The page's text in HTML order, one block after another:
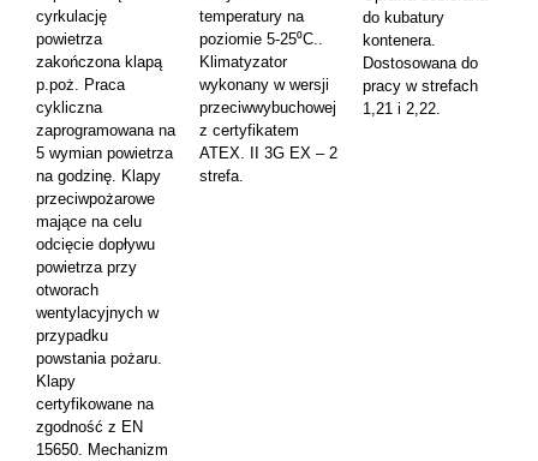
cyrkulację
powietrza
zakończona klapą
p.poż. Praca
cykliczna
zaprogramowana na
5 wymian powietrza
na godzinę. Klapy
przeciwpożarowe
mające na celu
odcięcie dopływu
powietrza przy
otworach
wentylacyjnych w
przypadku
powstania pożaru.
Klapy
certyfikowane na
zgodność z EN
15650. Mechanizm
temperatury na
poziomie 5-25⁰C..
Klimatyzator
wykonany w wersji
przeciwwybuchowej
z certyfikatem
ATEX. II 3G EX – 2
strefa.
do kubatury
kontenera.
Dostosowana do
pracy w strefach
1,21 i 2,22.